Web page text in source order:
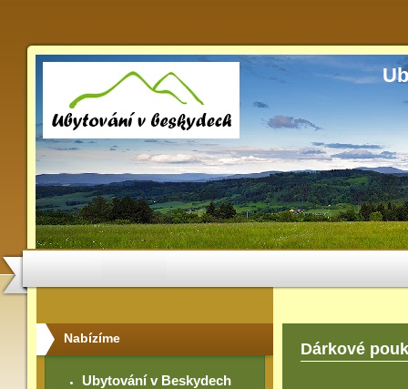
Nabízíme
Ubytování v Beskydech
Dárkové